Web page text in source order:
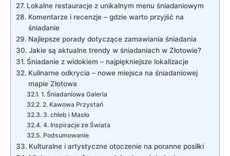
Lokalne restauracje z unikalnym menu śniadaniowym
Komentarze i recenzje – gdzie warto przyjść na
śniadanie
Najlepsze porady dotyczące zamawiania śniadania
Jakie są aktualne trendy w śniadaniach w Złotowie?
Śniadanie z widokiem – najpiękniejsze lokalizacje
Kulinarne odkrycia – nowe miejsca na śniadaniowej
mapie Złotowa
1. Śniadaniowa Galeria
2. Kawowa Przystań
3. chleb i Masło
4. Inspiracje ze Świata
Podsumowanie
Kulturalne i artystyczne otoczenie na poranne posiłki